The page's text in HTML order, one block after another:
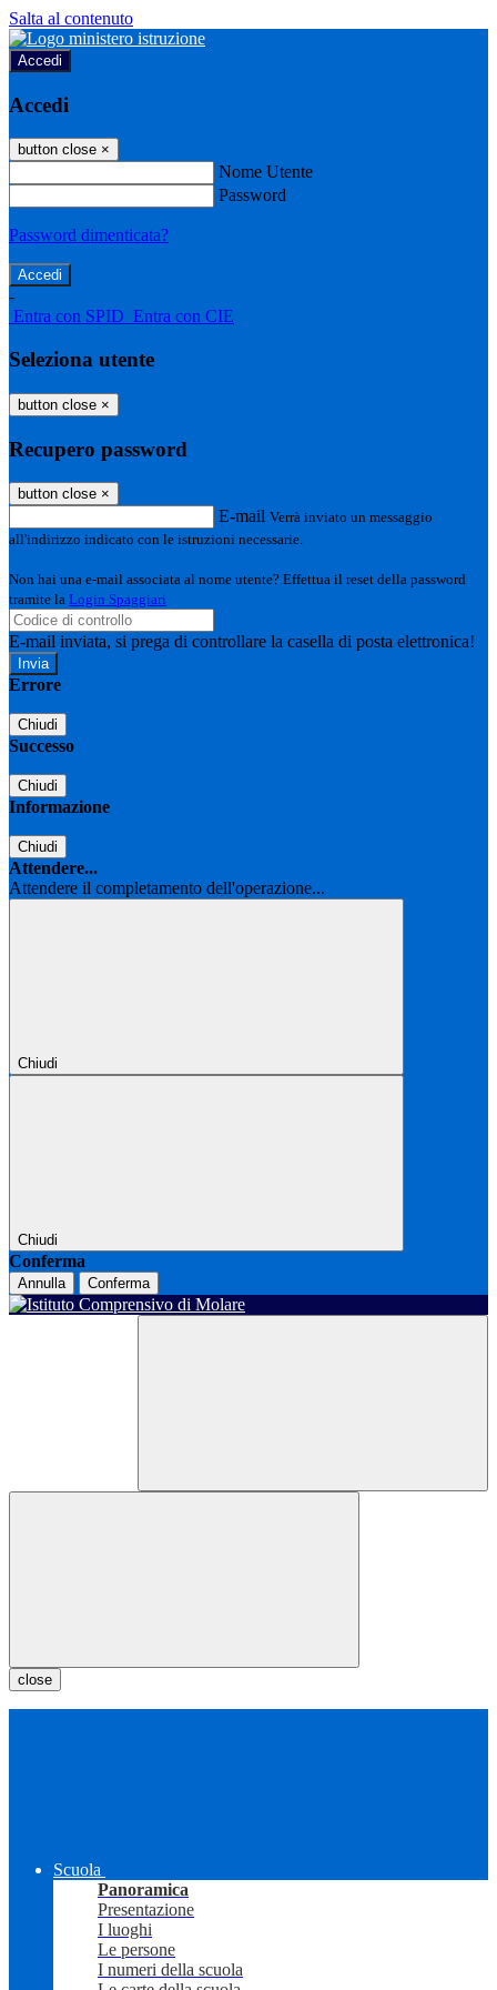
Salta al contenuto
Accedi
Accedi
button close ×
Nome Utente
Password
Password dimenticata?
-
Entra con SPID Entra con CIE
Seleziona utente
button close ×
Recupero password
button close ×
E-mail Verrà inviato un messaggio
all'indirizzo indicato con le istruzioni necessarie.
Non hai una e-mail associata al nome utente? Effettua il reset della password
tramite la Login Spaggiari
E-mail inviata, si prega di controllare la casella di posta elettronica!
Errore
Chiudi
Successo
Chiudi
Informazione
Chiudi
Attendere...
Attendere il completamento dell'operazione...
Chiudi
Chiudi
Conferma
Annulla Conferma
close
Scuola
Panoramica
Presentazione
I luoghi
Le persone
I numeri della scuola